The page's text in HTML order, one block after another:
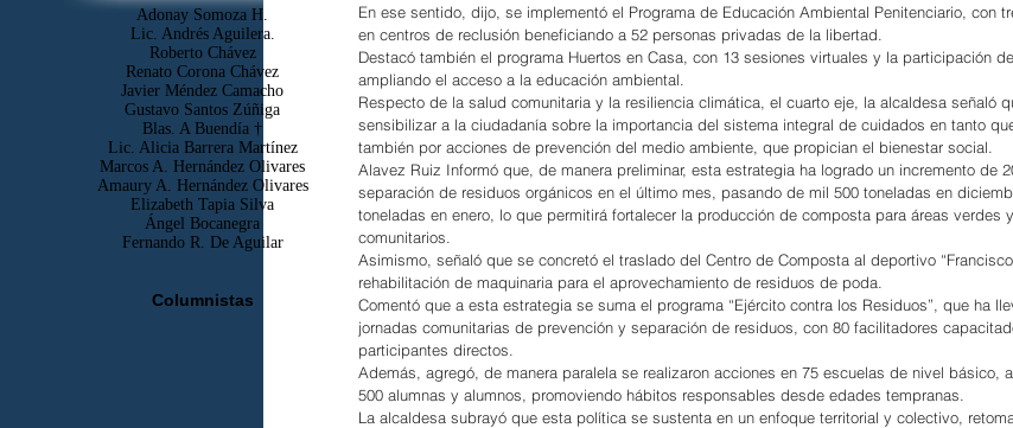
En ese sentido, dijo, se implementó el Programa de Educación Ambiental Penitenciario, con
en centros de reclusión beneficiando a 52 personas privadas de la libertad.
Destacó también el programa Huertos en Casa, con 13 sesiones virtuales y la participación
ampliando el acceso a la educación ambiental.
Respecto de la salud comunitaria y la resiliencia climática, el cuarto eje, la alcaldesa señaló
sensibilizar a la ciudadanía sobre la importancia del sistema integral de cuidados en tanto
también por acciones de prevención del medio ambiente, que propician el bienestar social.
Alavez Ruiz Informó que, de manera preliminar, esta estrategia ha logrado un incremento de
separación de residuos orgánicos en el último mes, pasando de mil 500 toneladas en
toneladas en enero, lo que permitirá fortalecer la producción de composta para áreas verdes
comunitarios.
Asimismo, señaló que se concretó el traslado del Centro de Composta al deportivo
rehabilitación de maquinaria para el aprovechamiento de residuos de poda.
Comentó que a esta estrategia se suma el programa “Ejército contra los Residuos”, que ha
jornadas comunitarias de prevención y separación de residuos, con 80 facilitadores
participantes directos.
Además, agregó, de manera paralela se realizaron acciones en 75 escuelas de nivel básico,
500 alumnas y alumnos, promoviendo hábitos responsables desde edades tempranas.
La alcaldesa subrayó que esta política se sustenta en un enfoque territorial y colectivo,
Adonay Somoza H.
Lic. Andrés Aguilera.
Roberto Chávez
Renato Corona Chávez
Javier Méndez Camacho
Gustavo Santos Zúñiga
Blas. A Buendía †
​Lic. Alicia Barrera Martínez
Marcos A. Hernández Olivares
Amaury A. Hernández Olivares
Elizabeth Tapia Silva
Ángel Bocanegra
Fernando R. De Aguilar
Columnistas